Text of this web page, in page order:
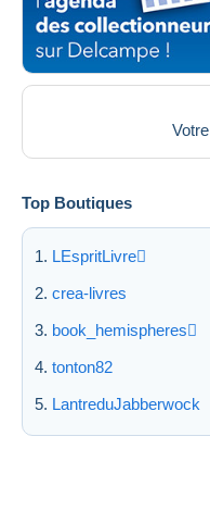
Top Boutiques
LEspritLivre
crea-livres
book_hemispheres
tonton82
LantreduJabberwock